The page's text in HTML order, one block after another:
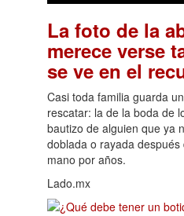
La foto de la
merece verse
se ve en el
Casi toda familia guarda
rescatar: la de la boda de
bautizo de alguien que ya
doblada o rayada
mano por años.
Lado.mx